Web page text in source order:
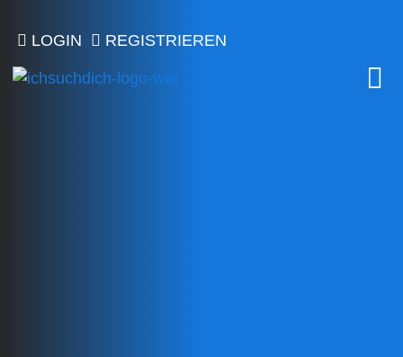
LOGIN REGISTRIEREN